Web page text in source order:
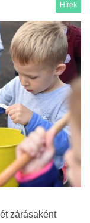
Hírek
zárásaként